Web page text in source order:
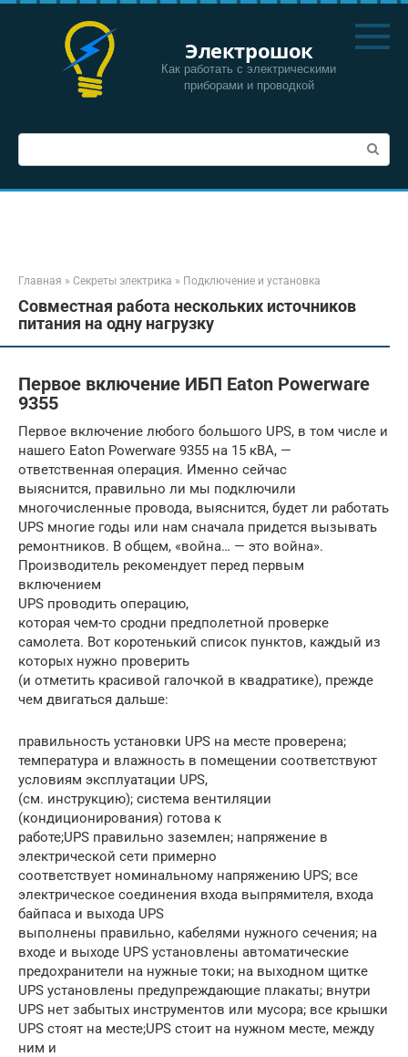
Перейти
Электрошок
Как работать с электрическими
приборами и проводкой
Поиск:
Главная » Секреты электрика » Подключение и установка
Совместная работа нескольких источников
питания на одну нагрузку
Первое включение ИБП Eaton Powerware
9355
Первое включение любого большого UPS, в том числе и
нашего Eaton Powerware 9355 на 15 кВА, —
ответственная операция. Именно сейчас
выяснится, правильно ли мы подключили
многочисленные провода, выяснится, будет ли работать
UPS многие годы или нам сначала придется вызывать
ремонтников. В общем, «война… — это война».
Производитель рекомендует перед первым
включением
UPS проводить операцию,
которая чем-то сродни предполетной проверке
самолета. Вот коротенький список пунктов, каждый из
которых нужно проверить
(и отметить красивой галочкой в квадратике), прежде
чем двигаться дальше:
правильность установки UPS на месте проверена;
температура и влажность в помещении соответствуют
условиям эксплуатации UPS,
(см. инструкцию); система вентиляции
(кондиционирования) готова к
работе;UPS правильно заземлен; напряжение в
электрической сети примерно
соответствует номинальному напряжению UPS; все
электрическое соединения входа выпрямителя, входа
байпаса и выхода UPS
выполнены правильно, кабелями нужного сечения; на
входе и выходе UPS установлены автоматические
предохранители на нужные токи; на выходном щитке
UPS установлены предупреждающие плакаты; внутри
UPS нет забытых инструментов или мусора; все крышки
UPS стоят на месте;UPS стоит на нужном месте, между
ним и